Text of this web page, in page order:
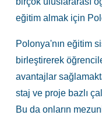
eğitim almak için
Polonya'nın eğitim
birleştirerek
avantajlar
staj ve proje bazlı
Bu da onların